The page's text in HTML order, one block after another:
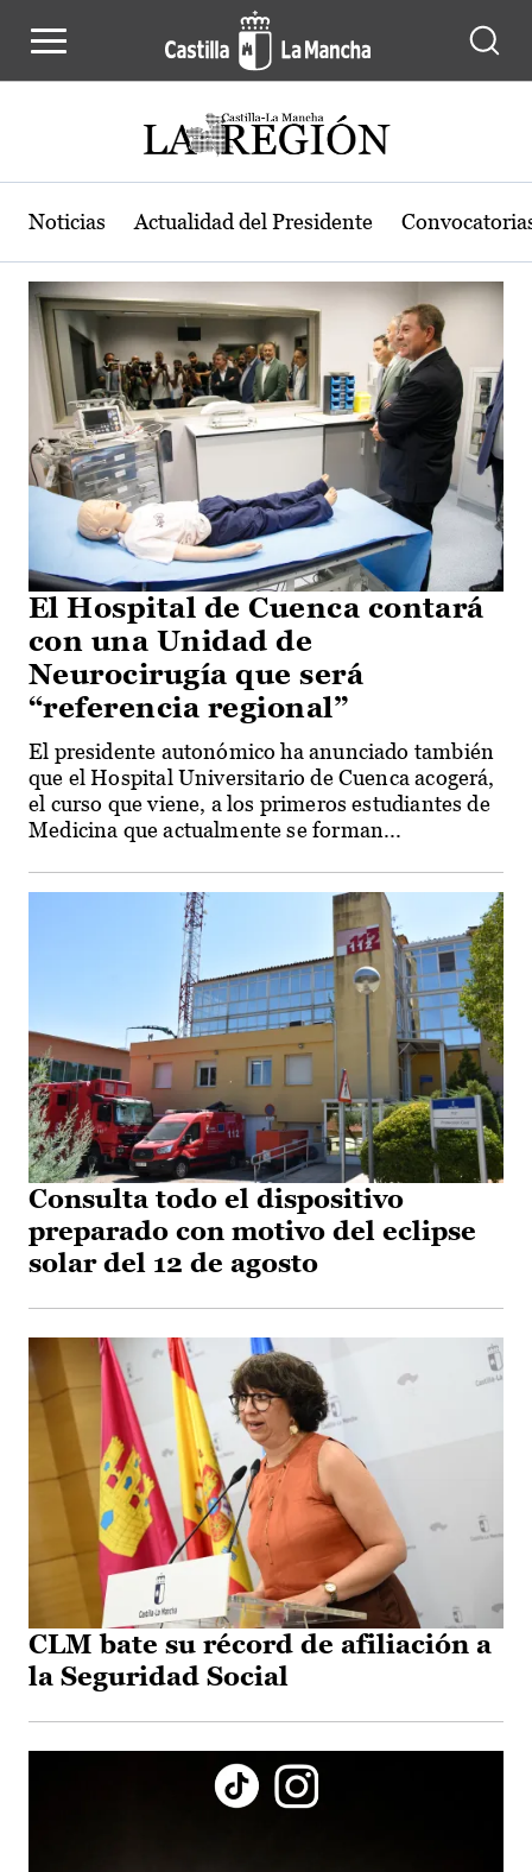
Actualidad de la región de Castilla-
Noticias Actualidad del Presidente
El Hospital de Cuenca contará
con una Unidad de
Neurocirugía que será
“referencia regional”
El presidente autonómico ha anunciado también
que el Hospital Universitario de Cuenca acogerá,
el curso que viene, a los primeros estudiantes de
Medicina que actualmente se forman...
Consulta todo el dispositivo
preparado con motivo del eclipse
solar del 12 de agosto
CLM bate su récord de afiliación a
la Seguridad Social